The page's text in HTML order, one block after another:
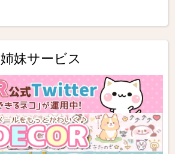
姉妹サービス